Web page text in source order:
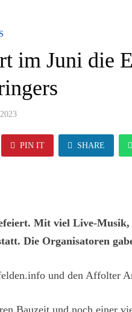
im Juni die
PIN IT SHARE
Mit viel Live-
Die Organisatoren
und den Affolter